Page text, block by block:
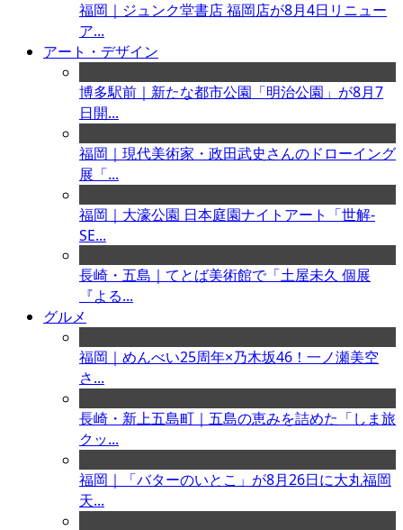
福岡｜ジュンク堂書店 福岡店が8月4日リニュー
ア...
アート・デザイン
博多駅前｜新たな都市公園「明治公園」が8月7
日開...
福岡｜現代美術家・政田武史さんのドローイング
展「...
福岡｜大濠公園 日本庭園ナイトアート「世解-
SE...
長崎・五島｜てとば美術館で「土屋未久 個展
『よる...
グルメ
福岡｜めんべい25周年×乃木坂46！一ノ瀬美空
さ...
長崎・新上五島町｜五島の恵みを詰めた「しま旅
クッ...
福岡｜「バターのいとこ」が8月26日に大丸福岡
天...